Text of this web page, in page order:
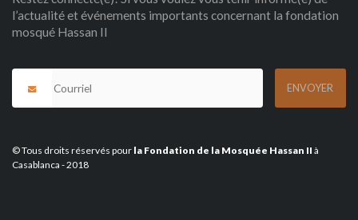
l’actualité et événements importants concernant la fondation
mosqué Hassan II
© Tous droits réservés pour la Fondation de la Mosquée Hassan II à
Casablanca - 2018